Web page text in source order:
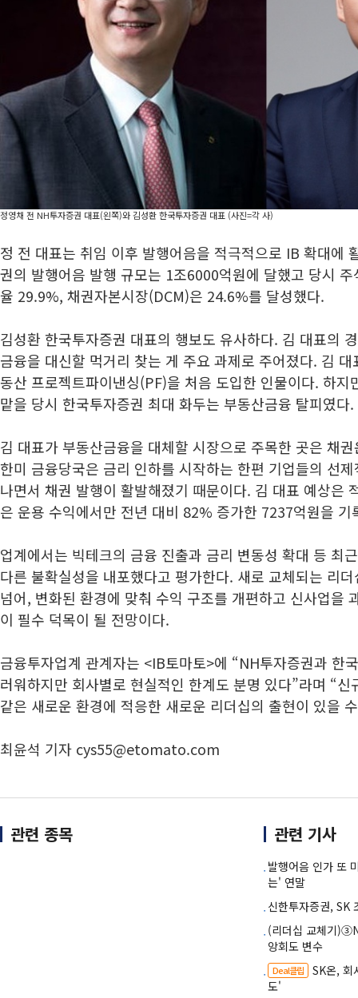
정영채 전 NH투자증권 대표(왼쪽)와 김성환 한국투자증권 대표 (사진=각 사)
정 전 대표는 취임 이후 발행어음을 적극적으로 IB 확대에
권의 발행어음 발행 규모는 1조6000억원에 달했고 당시
율 29.9%, 채권자본시장(DCM)은 24.6%를 달성했다.
김성환 한국투자증권 대표의 행보도 유사하다. 김 대표의
금융을 대신할 먹거리 찾는 게 주요 과제로 주어졌다. 김
동산 프로젝트파이낸싱(PF)을 처음 도입한 인물이다. 하지
맡을 당시 한국투자증권 최대 화두는 부동산금융 탈피였다.
김 대표가 부동산금융을 대체할 시장으로 주목한 곳은 채
한미 금융당국은 금리 인하를 시작하는 한편 기업들의 선
나면서 채권 발행이 활발해졌기 때문이다. 김 대표 예상은
은 운용 수익에서만 전년 대비 82% 증가한 7237억원을
업계에서는 빅테크의 금융 진출과 금리 변동성 확대 등 최
다른 불확실성을 내포했다고 평가한다. 새로 교체되는 리
넘어, 변화된 환경에 맞춰 수익 구조를 개편하고 신사업을
이 필수 덕목이 될 전망이다.
금융투자업계 관계자는 <IB토마토>에 “NH투자증권과 한
러워하지만 회사별로 현실적인 한계도 분명 있다”라며 “
같은 새로운 환경에 적응한 새로운 리더십의 출현이 있을
최윤석 기자 cys55@etomato.com
관련 종목 관련 기사
발행어음 인가 또
는' 연말
신한투자증권, SK
(리더십 교체기
앙회도 변수
Deal클립
SK온, 회
도'